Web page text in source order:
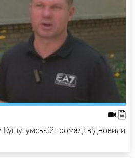
Кушугумській громаді відновили